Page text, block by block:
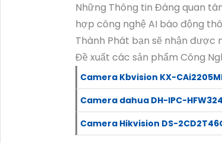
Những Thông tin Đáng quan
hợp công nghệ AI báo động
Thành Phát bạn sẽ nhận
Đề xuất các sản phẩm Công
Camera Kbvision KX-
Camera dahua DH-IPC-
Camera Hikvision DS-